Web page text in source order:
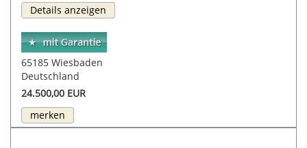
Details anzeigen
65185 Wiesbaden
Deutschland
24.500,00 EUR
merken